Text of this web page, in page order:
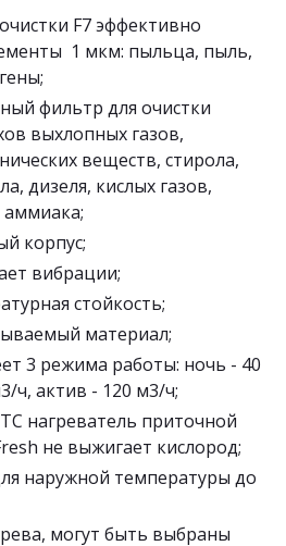
F7 эффективно
1 мкм: пыльца, пыль,
фильтр для очистки
выхлопных газов,
веществ, стирола,
дизеля, кислых газов,
корпус;
вибрации;
стойкость;
материал;
3 режима работы: ночь - 40
ч, актив - 120 м3/ч;
нагреватель приточной
не выжигает кислород;
наружной температуры до
могут быть выбраны